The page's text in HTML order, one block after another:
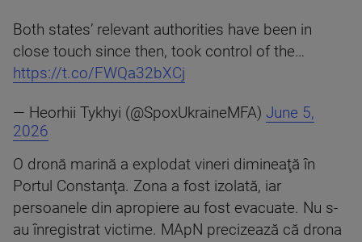
Both states’ relevant authorities have been in
close touch since then, took control of the…
https://t.co/FWQa32bXCj
— Heorhii Tykhyi (@SpoxUkraineMFA) June 5,
2026
O dronă marină a explodat vineri dimineaţă în
Portul Constanţa. Zona a fost izolată, iar
persoanele din apropiere au fost evacuate. Nu s-
au înregistrat victime. MApN precizează că drona